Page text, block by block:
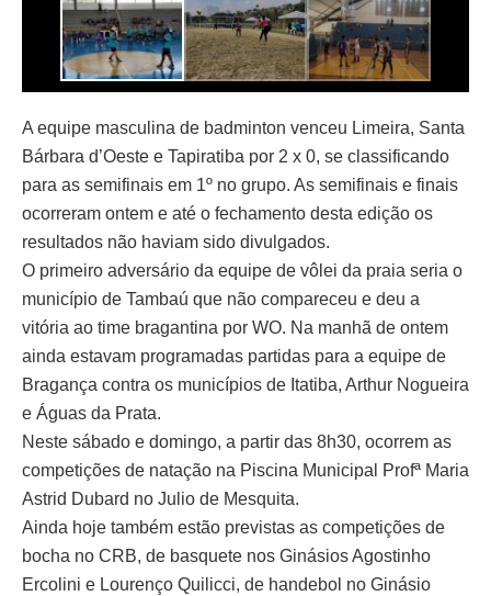
A equipe masculina de badminton venceu Limeira, Santa
Bárbara d’Oeste e Tapiratiba por 2 x 0, se classificando
para as semifinais em 1º no grupo. As semifinais e finais
ocorreram ontem e até o fechamento desta edição os
resultados não haviam sido divulgados.
O primeiro adversário da equipe de vôlei da praia seria o
município de Tambaú que não compareceu e deu a
vitória ao time bragantina por WO. Na manhã de ontem
ainda estavam programadas partidas para a equipe de
Bragança contra os municípios de Itatiba, Arthur Nogueira
e Águas da Prata.
Neste sábado e domingo, a partir das 8h30, ocorrem as
competições de natação na Piscina Municipal Profª Maria
Astrid Dubard no Julio de Mesquita.
Ainda hoje também estão previstas as competições de
bocha no CRB, de basquete nos Ginásios Agostinho
Ercolini e Lourenço Quilicci, de handebol no Ginásio